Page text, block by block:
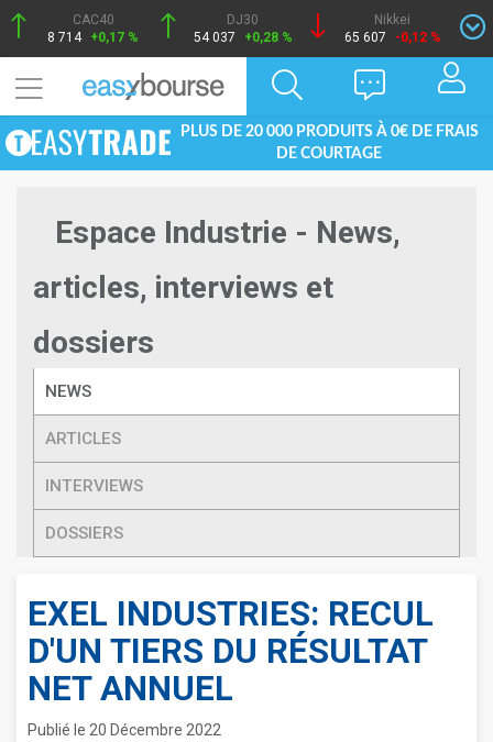
CAC40
8 714 +0,17 %
DJ30
54 037
+0,28 %
Nikkei
65 607
-0,12 %
PLUS DE 20 000 PRODUITS À 0€ DE FRAIS
DE COURTAGE
Espace Industrie - News,
articles, interviews et
dossiers
NEWS
ARTICLES
INTERVIEWS
DOSSIERS
EXEL INDUSTRIES: RECUL
D'UN TIERS DU RÉSULTAT
NET ANNUEL
Publié le 20 Décembre 2022